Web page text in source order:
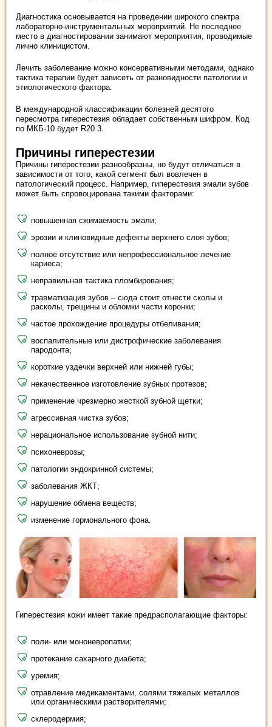
Диагностика основывается на проведении широкого спектра
лабораторно-инструментальных мероприятий. Не последнее
место в диагностировании занимают мероприятия, проводимые
лично клиницистом.
Лечить заболевание можно консервативными методами, однако
тактика терапии будет зависеть от разновидности патологии и
этиологического фактора.
В международной классификации болезней десятого
пересмотра гиперестезия обладает собственным шифром. Код
по МКБ-10 будет R20.3.
Причины гиперестезии
Причины гиперестезии разнообразны, но будут отличаться в
зависимости от того, какой сегмент был вовлечен в
патологический процесс. Например, гиперестезия эмали зубов
может быть спровоцирована такими факторами:
повышенная сжимаемость эмали;
эрозии и клиновидные дефекты верхнего слоя зубов;
полное отсутствие или непрофессиональное лечение
кариеса;
неправильная тактика пломбирования;
травматизация зубов – сюда стоит отнести сколы и
расколы, трещины и обломки части коронки;
частое прохождение процедуры отбеливания;
воспалительные или дистрофические заболевания
пародонта;
короткие уздечки верхней или нижней губы;
некачественное изготовление зубных протезов;
применение чрезмерно жесткой зубной щетки;
агрессивная чистка зубов;
нерациональное использование зубной нити;
психоневрозы;
патологии эндокринной системы;
заболевания ЖКТ;
нарушение обмена веществ;
изменение гормонального фона.
Гиперестезия кожи имеет такие предрасполагающие факторы:
поли- или мононевропатии;
протекание сахарного диабета;
уремия;
отравление медикаментами, солями тяжелых металлов
или органическими растворителями;
склеродермия;